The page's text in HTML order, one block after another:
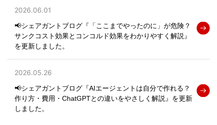
2026.06.01
📢シェアガントブログ『「ここまでやったのに」が危険？
サンクコスト効果とコンコルド効果をわかりやすく解説』
を更新しました。
2026.05.26
📢シェアガントブログ『AIエージェントは自分で作れる？
作り方・費用・ChatGPTとの違いをやさしく解説』を更新
しました。